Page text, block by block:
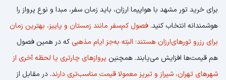
برای خرید تور مشهد با هواپیما ارزان، باید زمان سفر، مبدا و نوع پرواز را
هوشمندانه انتخاب کنید. فصول کم‌سفر مانند زمستان و پاییز، بهترین زمان
برای رزرو تورهای‌ارزان هستند؛ البته به‌جز ایام مذهبیکه در همین فصول
هم قیمت‌ها افزایش می‌یابند. همچنین پرواز‌های چارتری یا لحظه آخری از
شهر‌های تهران، شیراز و تبریز معمولا قیمت مناسب‌تری دارند. در مقابل از